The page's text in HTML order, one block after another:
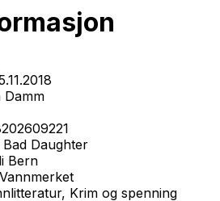
Damm
Bad Daughter
Bern
Vannmerket
Krim og spenning